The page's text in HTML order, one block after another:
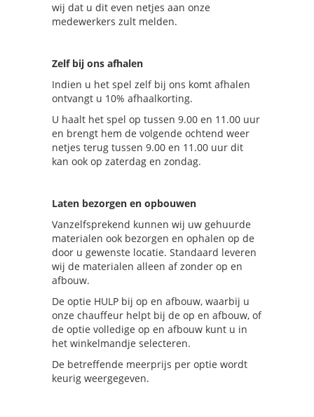
wij dat u dit even netjes aan onze
medewerkers zult melden.
Zelf bij ons afhalen
Indien u het spel zelf bij ons komt afhalen
ontvangt u 10% afhaalkorting.
U haalt het spel op tussen 9.00 en 11.00 uur
en brengt hem de volgende ochtend weer
netjes terug tussen 9.00 en 11.00 uur dit
kan ook op zaterdag en zondag.
Laten bezorgen en opbouwen
Vanzelfsprekend kunnen wij uw gehuurde
materialen ook bezorgen en ophalen op de
door u gewenste locatie. Standaard leveren
wij de materialen alleen af zonder op en
afbouw.
De optie HULP bij op en afbouw, waarbij u
onze chauffeur helpt bij de op en afbouw, of
de optie volledige op en afbouw kunt u in
het winkelmandje selecteren.
De betreffende meerprijs per optie wordt
keurig weergegeven.